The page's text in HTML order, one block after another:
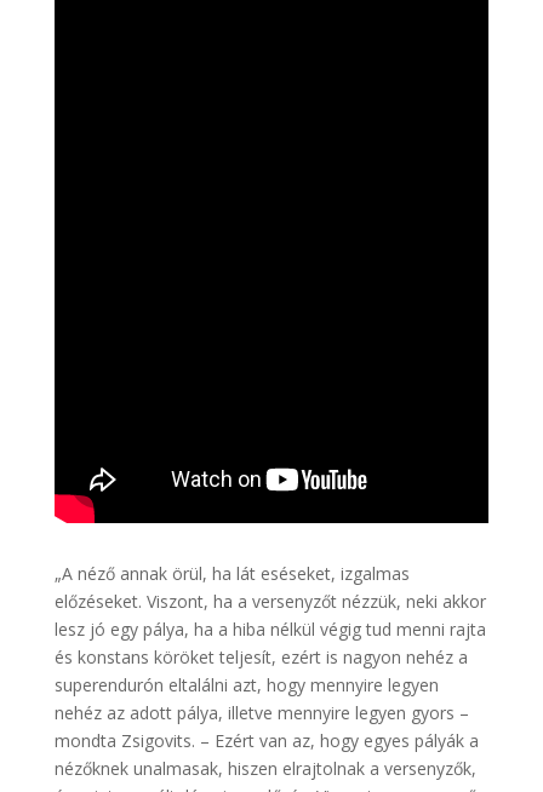
„A néző annak örül, ha lát eséseket, izgalmas
előzéseket. Viszont, ha a versenyzőt nézzük, neki akkor
lesz jó egy pálya, ha a hiba nélkül végig tud menni rajta
és konstans köröket teljesít, ezért is nagyon nehéz a
superendurón eltalálni azt, hogy mennyire legyen
nehéz az adott pálya, illetve mennyire legyen gyors –
mondta Zsigovits. – Ezért van az, hogy egyes pályák a
nézőknek unalmasak, hiszen elrajtolnak a versenyzők,